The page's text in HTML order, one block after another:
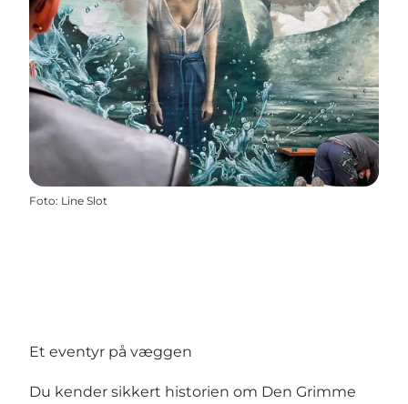
Foto: Line Slot
Et eventyr på væggen
Du kender sikkert historien om Den Grimme